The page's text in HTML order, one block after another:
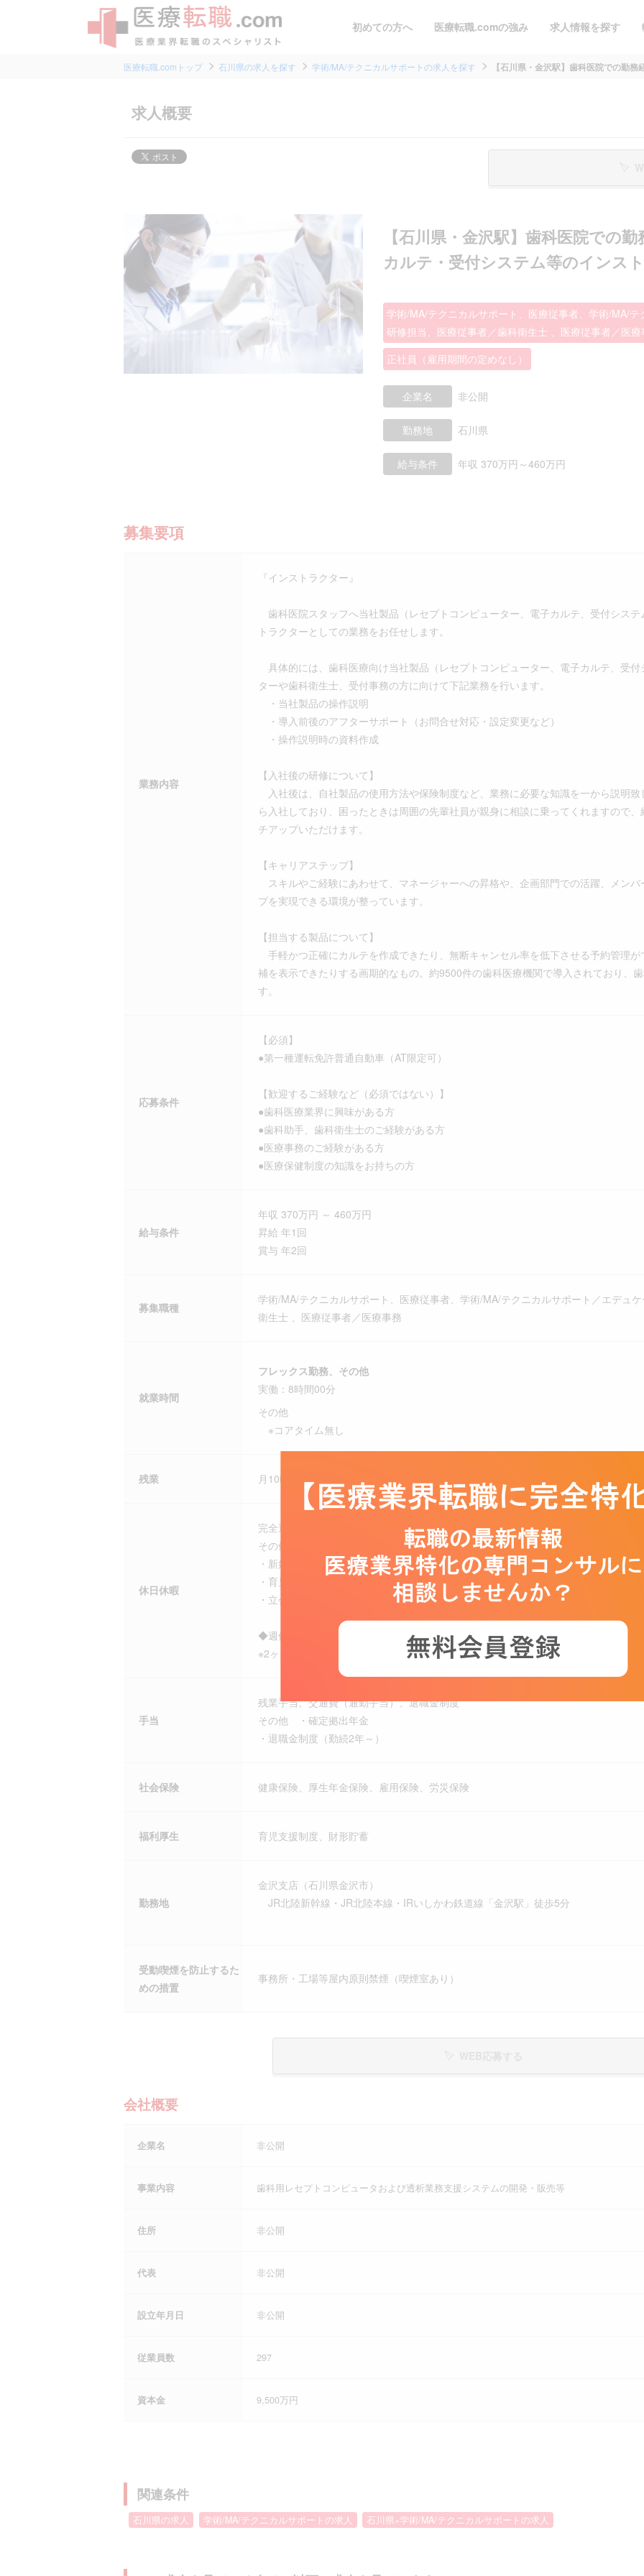
初めての方へ 医療転職.comの強み 求人情報を探す
医療転職.comトップ 石川県の求人を探す 学術/MA/テクニカルサポートの求人を探す 【石川県・金沢駅】歯科医院での勤務
求人概要
【石川県・金沢駅】歯科医院での
カルテ・受付システム等のインス
学術/MA/テクニカルサポート、医療従事者、学術/MA/
研修担当、医療従事者／歯科衛生士 、医療従事者／医療
正社員（雇用期間の定めなし）
企業名 非公開
勤務地 石川県
給与条件 年収 370万円～460万円
募集要項
業務内容
『インストラクター』
歯科医院スタッフへ当社製品（レセプトコンピューター、電子カルテ、受付シス
トラクターとしての業務をお任せします。
具体的には、歯科医療向け当社製品（レセプトコンピューター、電子カルテ、受
ターや歯科衛生士、受付事務の方に向けて下記業務を行います。
・当社製品の操作説明
・導入前後のアフターサポート（お問合せ対応・設定変更など）
・操作説明時の資料作成
【入社後の研修について】
入社後は、自社製品の使用方法や保険制度など、業務に必要な知識を一から説明
ら入社しており、困ったときは周囲の先輩社員が親身に相談に乗ってくれますので
チアップいただけます。
【キャリアステップ】
スキルやご経験にあわせて、マネージャーへの昇格や、企画部門での活躍、メン
プを実現できる環境が整っています。
【担当する製品について】
手軽かつ正確にカルテを作成できたり、無断キャンセル率を低下させる予約管理
補を表示できたりする画期的なもの。約9500件の歯科医療機関で導入されており、
す。
応募条件
【必須】
●第一種運転免許普通自動車（AT限定可）
【歓迎するご経験など（必須ではない）】
●歯科医療業界に興味がある方
●歯科助手、歯科衛生士のご経験がある方
●医療事務のご経験がある方
●医療保健制度の知識をお持ちの方
給与条件
年収 370万円 ～ 460万円
昇給 年1回
賞与 年2回
募集職種
学術/MA/テクニカルサポート、医療従事者、学術/MA/テクニカルサポート／エデュ
衛生士 、医療従事者／医療事務
就業時間
フレックス勤務、その他
実働：8時間00分
その他
※コアタイム無し
残業 月10時間以上20時間未満の見込み
休日休暇
完全週休二日制（土日曜日）、祝日、夏季休暇、年末年始、有給休暇、慶弔休暇、
その他 ・フレックス特別休暇(当月内に限り、残業時間8時間をお休みに充てる制度)
・新婚旅行休暇(7日)
・育児休暇（男女ともに取得実績あり）
・立会い出産休暇(3日)
◆週休2日制（土・日・祝）
※2ヶ月に1度、土曜に休日出社があります（第一土曜日または第二土曜日）代休は第
手当
残業手当、交通費（通勤手当）、退職金制度
その他 ・確定拠出年金
・退職金制度（勤続2年～）
社会保険 健康保険、厚生年金保険、雇用保険、労災保険
福利厚生 育児支援制度、財形貯蓄
勤務地
金沢支店（石川県金沢市）
JR北陸新幹線・JR北陸本線・IRいしかわ鉄道線「金沢駅」徒歩5分
受動喫煙を防止するた
めの措置
事務所・工場等屋内原則禁煙（喫煙室あり）
会社概要
企業名 非公開
事業内容 歯科用レセプトコンピュータおよび透析業務支援システムの開発・販売等
住所 非公開
代表 非公開
設立年月日 非公開
従業員数 297
資本金 9,500万円
関連条件
石川県の求人 学術/MA/テクニカルサポートの求人 石川県×学術/MA/テクニカルサポートの求人